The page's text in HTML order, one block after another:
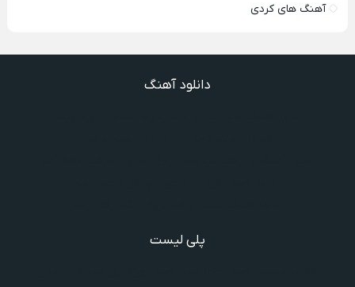
آهنگ های کردی
دانلود آهنگ
پلی لیست